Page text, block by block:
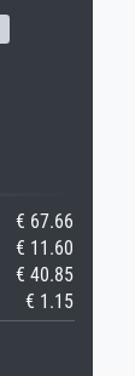
€ 67.66
€ 11.60
€ 40.85
€ 1.15